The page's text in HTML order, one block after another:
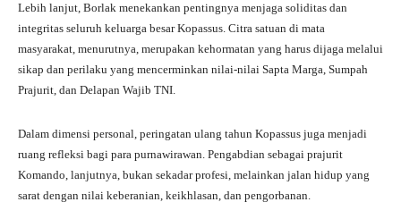
Lebih lanjut, Borlak menekankan pentingnya menjaga soliditas dan
integritas seluruh keluarga besar Kopassus. Citra satuan di mata
masyarakat, menurutnya, merupakan kehormatan yang harus dijaga melalui
sikap dan perilaku yang mencerminkan nilai-nilai Sapta Marga, Sumpah
Prajurit, dan Delapan Wajib TNI.
Dalam dimensi personal, peringatan ulang tahun Kopassus juga menjadi
ruang refleksi bagi para purnawirawan. Pengabdian sebagai prajurit
Komando, lanjutnya, bukan sekadar profesi, melainkan jalan hidup yang
sarat dengan nilai keberanian, keikhlasan, dan pengorbanan.